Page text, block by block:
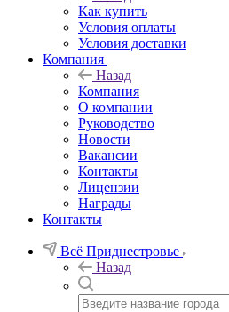
Как купить
Условия оплаты
Условия доставки
Компания
Назад
Компания
О компании
Руководство
Новости
Вакансии
Контакты
Лицензии
Награды
Контакты
Всё Приднестровье
Назад